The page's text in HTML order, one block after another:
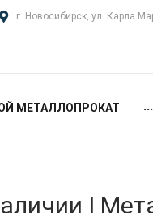
г. Новосибирск, ул. Карла
МЕТАЛЛОПРОКАТ ...
|